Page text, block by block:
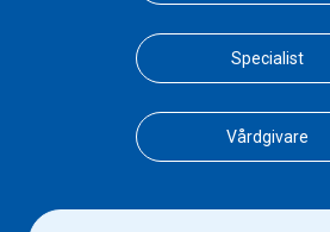
Specialist
Vårdgivare